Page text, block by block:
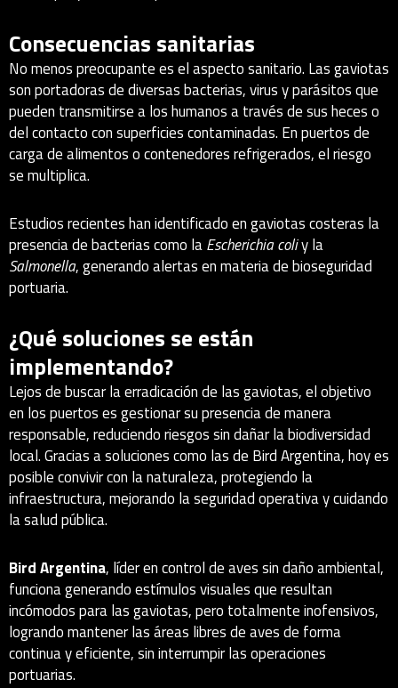
Consecuencias sanitarias
No menos preocupante es el aspecto sanitario. Las gaviotas
son portadoras de diversas bacterias, virus y parásitos que
pueden transmitirse a los humanos a través de sus heces o
del contacto con superficies contaminadas. En puertos de
carga de alimentos o contenedores refrigerados, el riesgo
se multiplica.
Estudios recientes han identificado en gaviotas costeras la
presencia de bacterias como laEscherichia coliy la
Salmonella, generando alertas en materia de bioseguridad
portuaria.
¿Qué soluciones se están
implementando?
Lejos de buscar la erradicación de las gaviotas, el objetivo
en los puertos es gestionar su presencia de manera
responsable, reduciendo riesgos sin dañar la biodiversidad
local. Gracias a soluciones como las de Bird Argentina, hoy es
posible convivir con la naturaleza, protegiendo la
infraestructura, mejorando la seguridad operativa y cuidando
la salud pública.
Bird Argentina, líder en control de aves sin daño ambiental,
funciona generando estímulos visuales que resultan
incómodos para las gaviotas, pero totalmente inofensivos,
logrando mantener las áreas libres de aves de forma
continua y eficiente, sin interrumpir las operaciones
portuarias.